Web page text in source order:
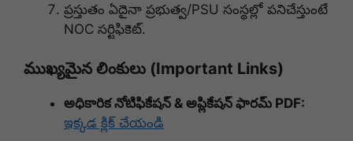
ప్రస్తుతం ఏదైనా ప్రభుత్వ/PSU సంస్థల్లో పనిచేస్తుంటే
NOC సర్టిఫికెట్.
ముఖ్యమైన లింకులు (Important Links)
అధికారిక నోటిఫికేషన్ & అప్లికేషన్ ఫారమ్ PDF:
ఇక్కడ క్లిక్ చేయండి